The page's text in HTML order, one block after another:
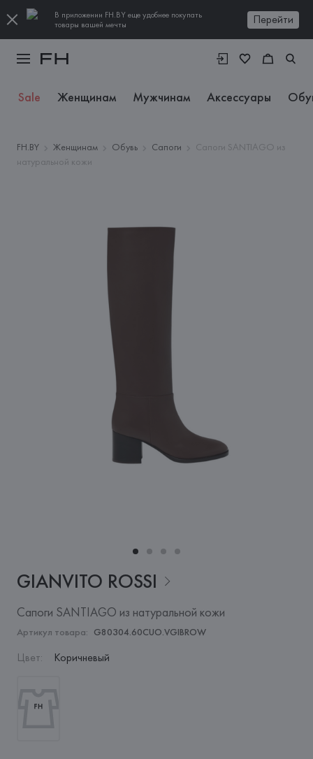
В приложении FH.BY еще удобнее покупать
товары вашей мечты
Перейти
Sale Женщинам Мужчинам Аксессуары
FH.BY Женщинам Обувь Сапоги
Сапоги SANTIAGO из
натуральной кожи
GIANVITO ROSSI
Сапоги SANTIAGO из натуральной кожи
Артикул товара: G80304.60CUO.VGIBROW
Цвет: Коричневый